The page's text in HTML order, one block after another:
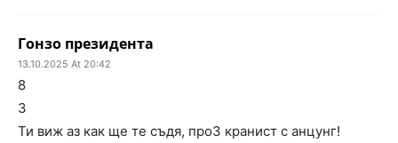
Гонзо президента
13.10.2025 At 20:42
8
3
Ти виж аз как ще те съдя, проЗ кранист с анцунг!